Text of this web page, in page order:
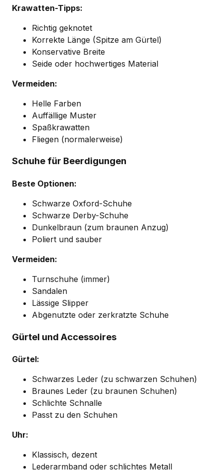
Krawatten-Tipps:
Richtig geknotet
Korrekte Länge (Spitze am Gürtel)
Konservative Breite
Seide oder hochwertiges Material
Vermeiden:
Helle Farben
Auffällige Muster
Spaßkrawatten
Fliegen (normalerweise)
Schuhe für Beerdigungen
Beste Optionen:
Schwarze Oxford-Schuhe
Schwarze Derby-Schuhe
Dunkelbraun (zum braunen Anzug)
Poliert und sauber
Vermeiden:
Turnschuhe (immer)
Sandalen
Lässige Slipper
Abgenutzte oder zerkratzte Schuhe
Gürtel und Accessoires
Gürtel:
Schwarzes Leder (zu schwarzen Schuhen)
Braunes Leder (zu braunen Schuhen)
Schlichte Schnalle
Passt zu den Schuhen
Uhr:
Klassisch, dezent
Lederarmband oder schlichtes Metall